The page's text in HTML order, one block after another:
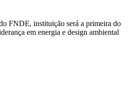
FNDE, instituição será a primeira do
em energia e design ambiental